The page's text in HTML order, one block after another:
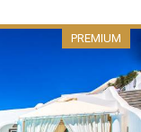
PREMIUM